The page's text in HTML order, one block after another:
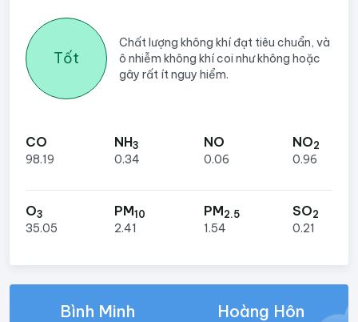
Tốt
Chất lượng không khí đạt tiêu chuẩn, và
ô nhiễm không khí coi như không hoặc
gây rất ít nguy hiểm.
CO
98.19
NH3
0.34
NO
0.06
NO2
0.96
O3
35.05
PM10
2.41
PM2.5
1.54
SO2
0.21
Bình Minh Hoàng Hôn